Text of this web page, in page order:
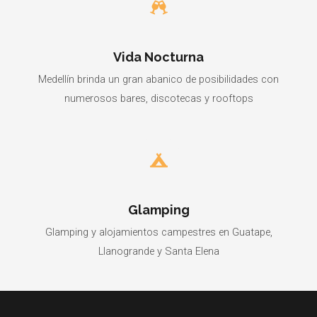
Vida Nocturna
Medellín brinda un gran abanico de posibilidades con
numerosos bares, discotecas y rooftops
Glamping
Glamping y alojamientos campestres en Guatape,
Llanogrande y Santa Elena